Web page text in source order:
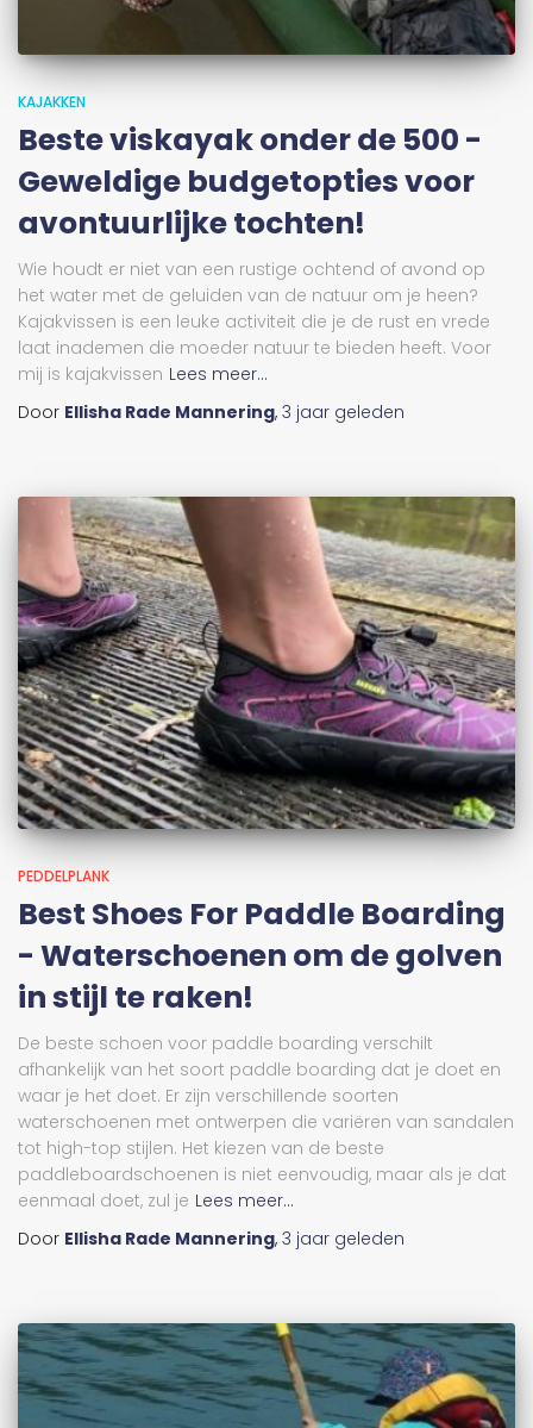
KAJAKKEN
Beste viskayak onder de 500 -
Geweldige budgetopties voor
avontuurlijke tochten!
Wie houdt er niet van een rustige ochtend of avond op
het water met de geluiden van de natuur om je heen?
Kajakvissen is een leuke activiteit die je de rust en vrede
laat inademen die moeder natuur te bieden heeft. Voor
mij is kajakvissen Lees meer...
Door Ellisha Rade Mannering, 3 jaar geleden
PEDDELPLANK
Best Shoes For Paddle Boarding
- Waterschoenen om de golven
in stijl te raken!
De beste schoen voor paddle boarding verschilt
afhankelijk van het soort paddle boarding dat je doet en
waar je het doet. Er zijn verschillende soorten
waterschoenen met ontwerpen die variëren van sandalen
tot high-top stijlen. Het kiezen van de beste
paddleboardschoenen is niet eenvoudig, maar als je dat
eenmaal doet, zul je Lees meer...
Door Ellisha Rade Mannering, 3 jaar geleden